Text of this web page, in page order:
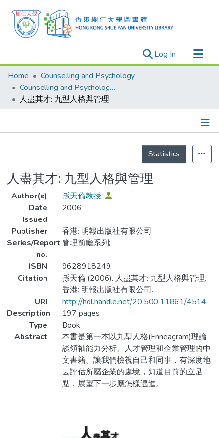
Log In (current)
Research Outputs
Researchers
Organizations
Events
Home
Counselling and Psychology
Counselling and Psychology - Publication
人盡其才: 九型人格與管理
Statistics
人盡其才: 九型人格與管理
Author(s)
孫天倫教授
Date
Issued
2006
Publisher
香港: 明報出版社有限公司
Series/Report
no.
管理前瞻系列;
ISBN
9628918249
Citation
孫天倫 (2006). 人盡其才: 九型人格與管理.
香港: 明報出版社有限公司.
URI
http://hdl.handle.net/20.500.11861/4514
Description
197 pages
Type
Book
Abstract
本書是第一本以九型人格(Enneagram)理論
談領袖能力分析、人才管理和企業管理的中
文書籍。讓我們檢視自己和同事，有深度地
去評估所屬企業的處境，知道目前的立足
點，展望下一步應怎樣邁進。